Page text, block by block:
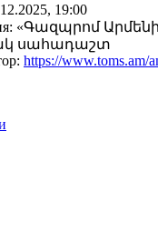
19:00
«Գազպրոմ
սահադաշտ
https://www.toms.am/